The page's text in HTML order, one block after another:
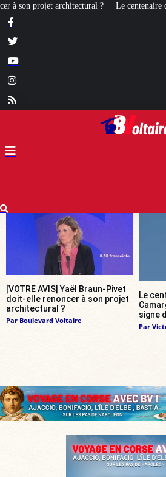
de la Croix de Camargue : un
[VOTRE AVIS] Yaël Braun-Pivet
doit-elle renoncer à son projet
architectural ?
Par Boulevard Voltaire
Le
signe
Par